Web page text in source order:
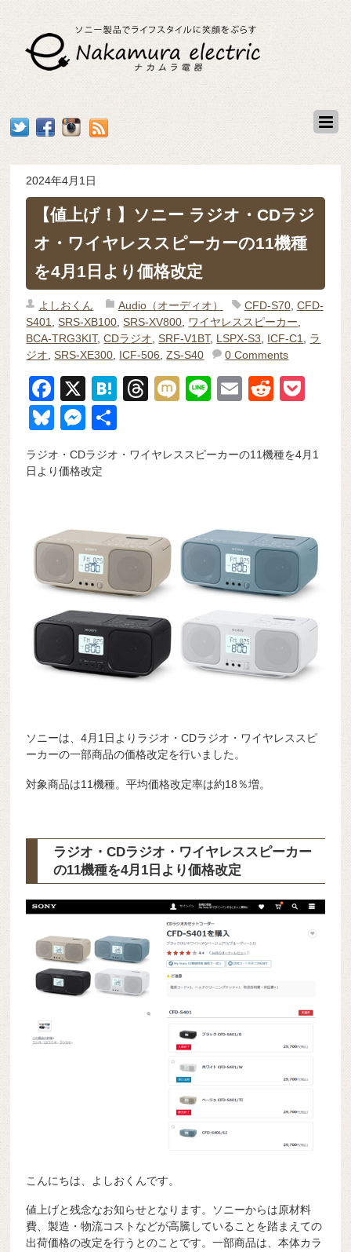
2024年4月1日
【値上げ！】ソニー ラジオ・CDラジ
オ・ワイヤレススピーカーの11機種
を4月1日より価格改定
よしおくん Audio（オーディオ） CFD-S70, CFD-
S401
,SRS-XB100 ,SRS-XV800 ワイヤレススピーカー
BCA-TRG3KIT,CDラジオ ,SRF-V1BT, LSPX-S3 ICF-C1
ラ
ジオ ,SRS-XE300 ICF-506 ,ZS-S40 0 Comments
F
a
c
e
o
k
X
H
n
T
a
M
Li
E
R
di et
Bl
e
M
ss
g
er
ラジオ・CDラジオ・ワイヤレススピーカーの11機種を4月1
日より価格改定
ソニーは、4月1日よりラジオ・CDラジオ・ワイヤレススピ
ーカーの一部商品の価格改定を行いました。
対象商品は11機種。平均価格改定率は約18％増。
ラジオ・CDラジオ・ワイヤレススピーカー
の11機種を4月1日より価格改定
こんにちは、よしおくんです。
値上げと残念なお知らせとなります。ソニーからは原材料
費、製造・物流コストなどが高騰していることを踏まえての
出荷価格の改定を行うとのことです。一部商品は、本体カラ